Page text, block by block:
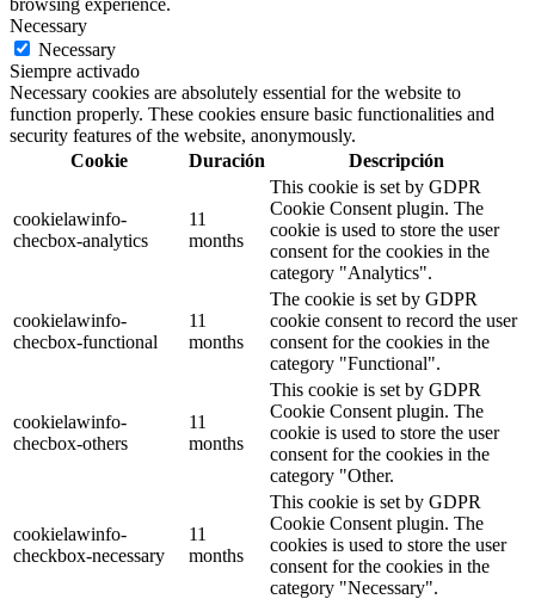
Necessary
Necessary
Siempre activado
Necessary cookies are absolutely essential for the website to
function properly. These cookies ensure basic functionalities and
security features of the website, anonymously.
Cookie
Duración Descripción
cookielawinfo-
checbox-analytics
11
months
This cookie is set by GDPR
Cookie Consent plugin. The
cookie is used to store the user
consent for the cookies in the
category "Analytics".
cookielawinfo-
checbox-functional
11
months
The cookie is set by GDPR
cookie consent to record the user
consent for the cookies in the
category "Functional".
cookielawinfo-
checbox-others
11
months
This cookie is set by GDPR
Cookie Consent plugin. The
cookie is used to store the user
consent for the cookies in the
category "Other.
cookielawinfo-
checkbox-necessary
11
months
This cookie is set by GDPR
Cookie Consent plugin. The
cookies is used to store the user
consent for the cookies in the
category "Necessary".